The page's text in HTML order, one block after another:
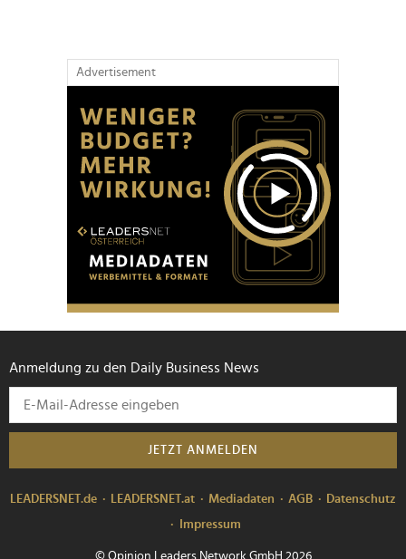
Advertisement
Anmeldung zu den Daily Business News
JETZT ANMELDEN
LEADERSNET.de LEADERSNET.at Mediadaten AGB
Datenschutz
Impressum